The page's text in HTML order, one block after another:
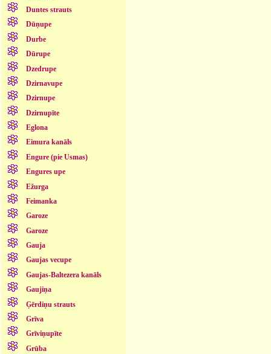
Duntes strauts
Dūņupe
Durbe
Dūrupe
Dzedrupe
Dzirnavupe
Dzirnupe
Dzirnupīte
Eglona
Eimura kanāls
Engure (pie Usmas)
Engures upe
Ežurga
Feimanka
Garoze
Garoze
Gauja
Gaujas vecupe
Gaujas-Baltezera kanāls
Gaujiņa
Ģērdiņu strauts
Grīva
Grīviņupīte
Grūba